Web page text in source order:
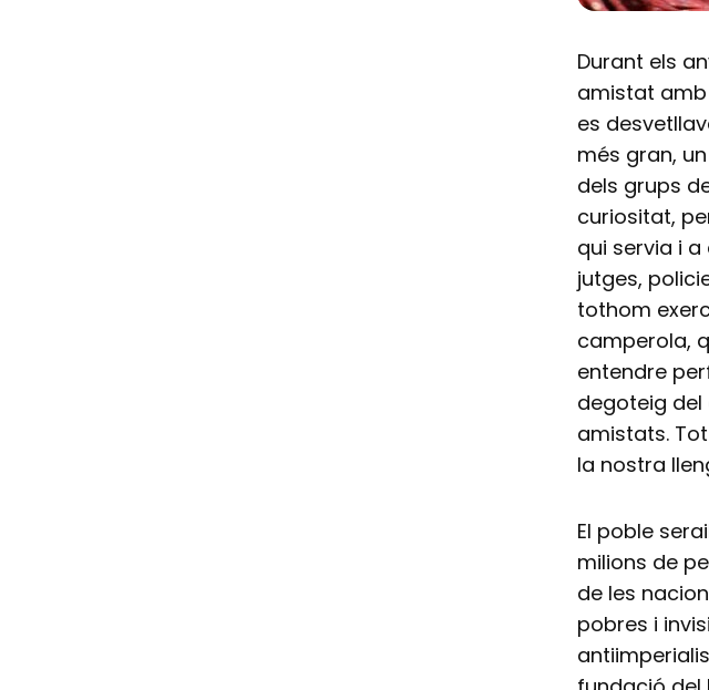
Durant els
amistat amb
es
més gran,
dels grups
curiositat,
qui servia i
jutges,
tothom
camperola,
entendre
degoteig
amistats.
la nostra
El poble
milions de
de les
pobres i